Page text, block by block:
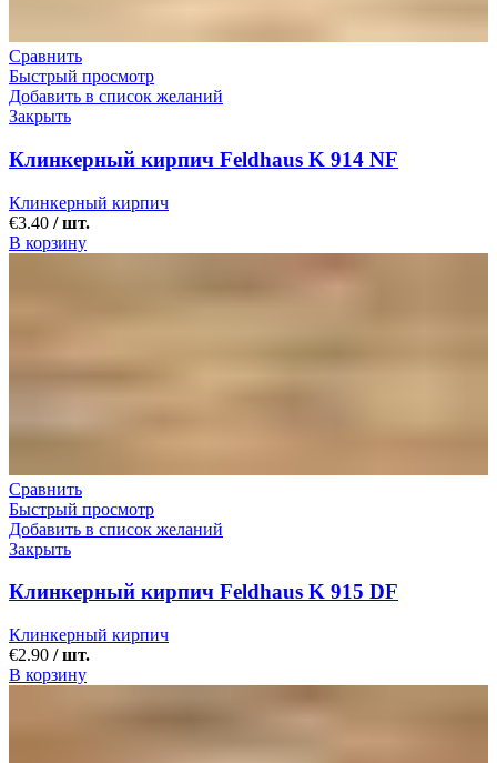
Сравнить
Быстрый просмотр
Добавить в список желаний
Закрыть
Клинкерный кирпич Feldhaus K 914 NF
Клинкерный кирпич
€3.40 / шт.
В корзину
Сравнить
Быстрый просмотр
Добавить в список желаний
Закрыть
Клинкерный кирпич Feldhaus K 915 DF
Клинкерный кирпич
€2.90 / шт.
В корзину